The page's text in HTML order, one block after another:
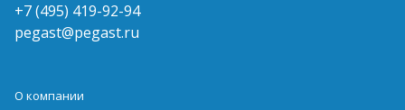
+7 (495) 419-92-94
pegast@pegast.ru
О компании